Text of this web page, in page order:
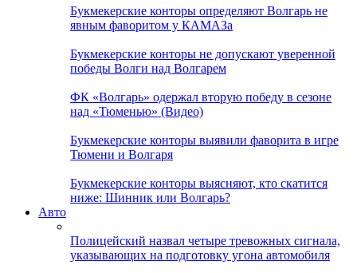
Букмекерские конторы определяют Волгарь не
явным фаворитом у КАМАЗа
Букмекерские конторы не допускают уверенной
победы Волги над Волгарем
ФК «Волгарь» одержал вторую победу в сезоне
над «Тюменью» (Видео)
Букмекерские конторы выявили фаворита в игре
Тюмени и Волгаря
Букмекерские конторы выясняют, кто скатится
ниже: Шинник или Волгарь?
Авто
Полицейский назвал четыре тревожных сигнала,
указывающих на подготовку угона автомобиля